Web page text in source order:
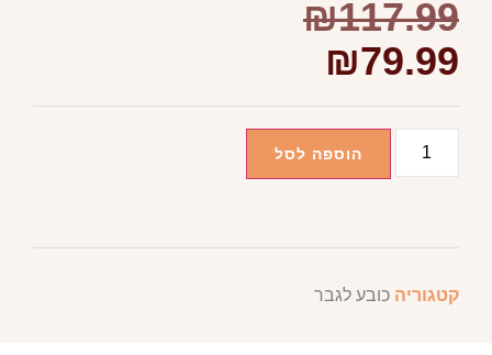
₪117.99
₪79.99
הוספה לסל
קטגוריה כובע לגבר